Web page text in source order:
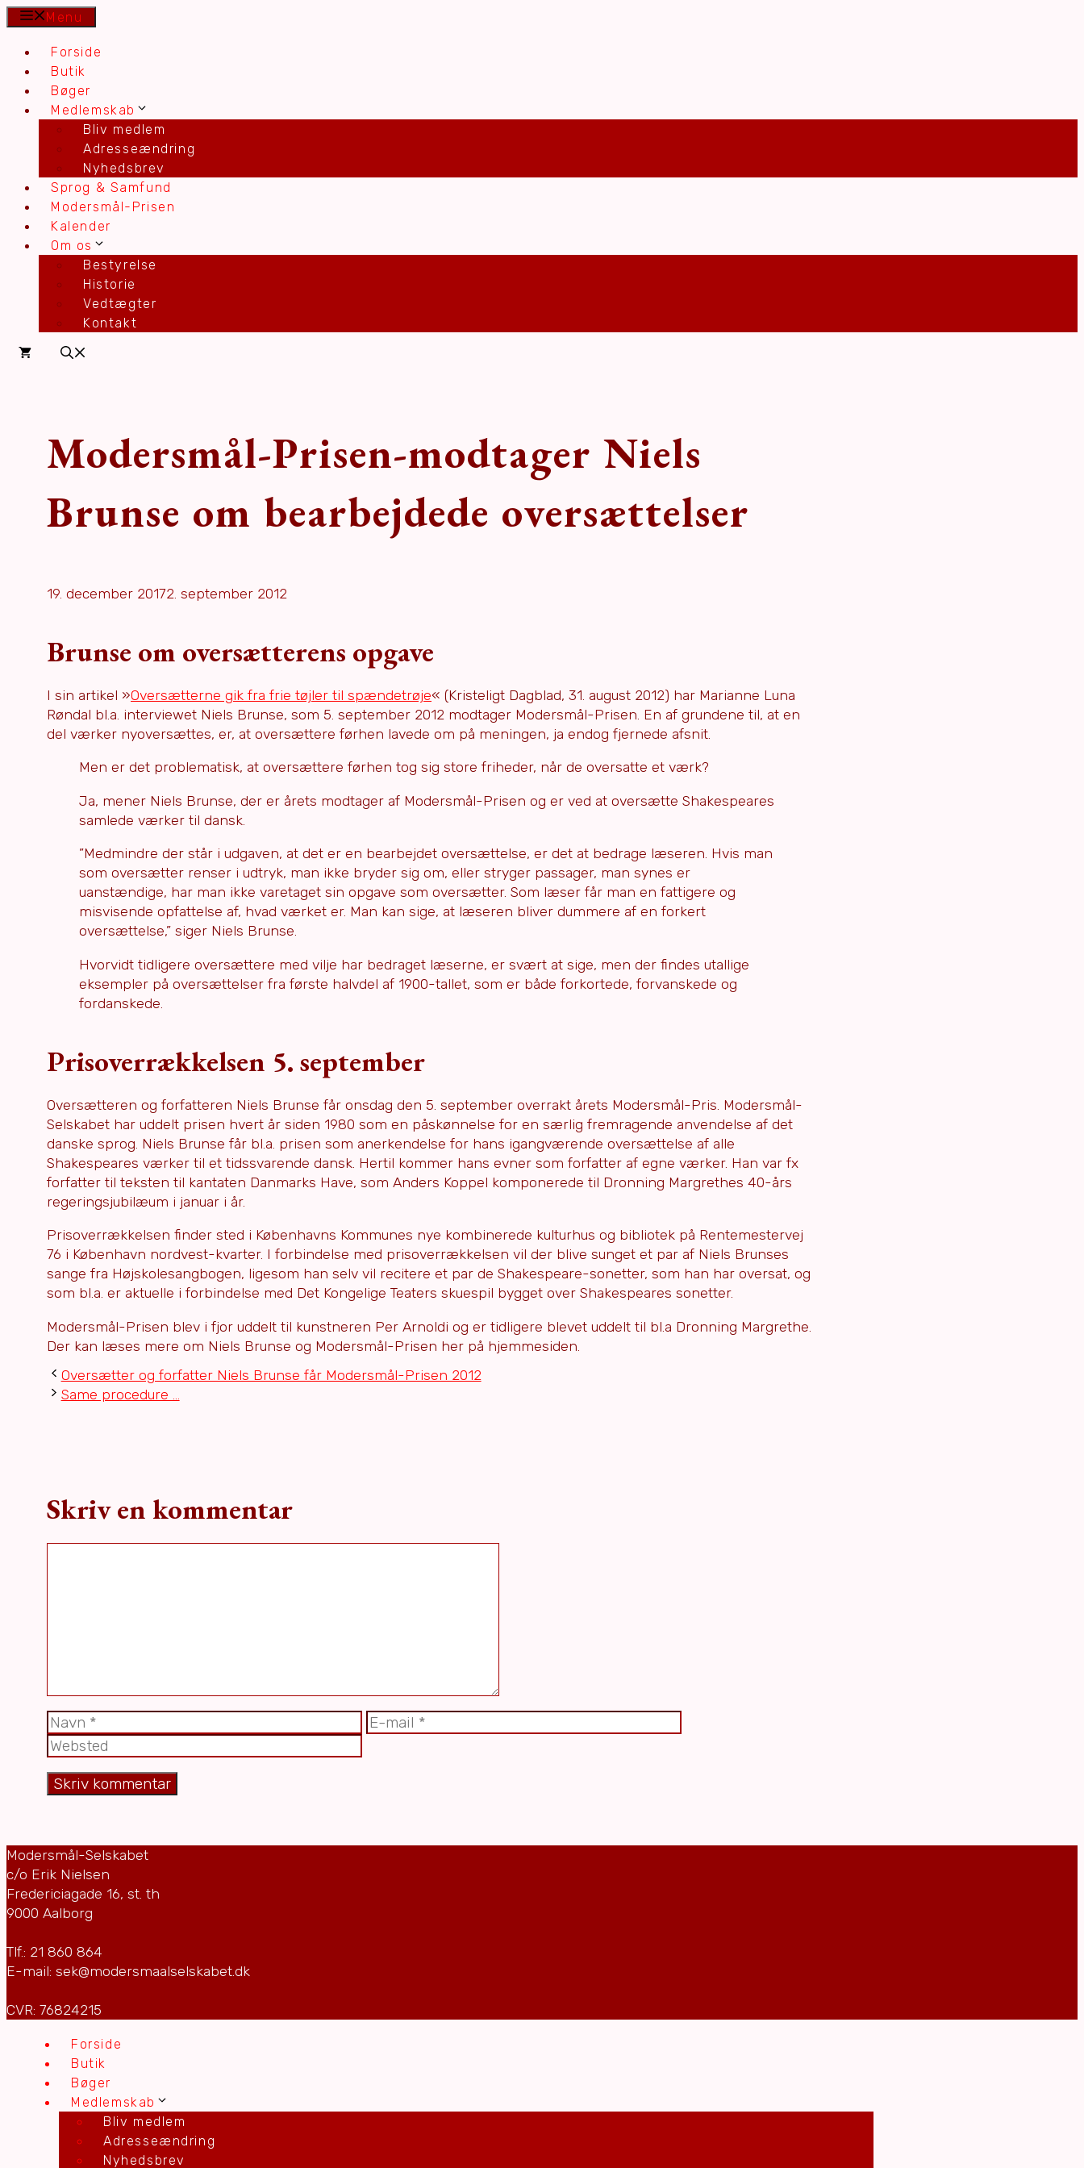
Hop
indhold
Menu
Forside
Butik
Bøger
Medlemskab
Bliv medlem
Adresseændring
Nyhedsbrev
Sprog & Samfund
Modersmål-Prisen
Kalender
Om os
Bestyrelse
Historie
Vedtægter
Kontakt
Modersmål-Prisen-modtager Niels
Brunse om bearbejdede oversættelser
19. december 20172. september 2012
Brunse om oversætterens opgave
I sin artikel »Oversætterne gik fra frie tøjler til spændetrøje« (Kristeligt Dagblad, 31. august 2012) har Marianne Luna
Røndal bl.a. interviewet Niels Brunse, som 5. september 2012 modtager Modersmål-Prisen. En af grundene til, at en
del værker nyoversættes, er, at oversættere førhen lavede om på meningen, ja endog fjernede afsnit.
Men er det problematisk, at oversættere førhen tog sig store friheder, når de oversatte et værk?
Ja, mener Niels Brunse, der er årets modtager af Modersmål-Prisen og er ved at oversætte Shakespeares
samlede værker til dansk.
”Medmindre der står i udgaven, at det er en bearbejdet oversættelse, er det at bedrage læseren. Hvis man
som oversætter renser i udtryk, man ikke bryder sig om, eller stryger passager, man synes er
uanstændige, har man ikke varetaget sin opgave som oversætter. Som læser får man en fattigere og
misvisende opfattelse af, hvad værket er. Man kan sige, at læseren bliver dummere af en forkert
oversættelse,” siger Niels Brunse.
Hvorvidt tidligere oversættere med vilje har bedraget læserne, er svært at sige, men der findes utallige
eksempler på oversættelser fra første halvdel af 1900-tallet, som er både forkortede, forvanskede og
fordanskede.
Prisoverrækkelsen 5. september
Oversætteren og forfatteren Niels Brunse får onsdag den 5. september overrakt årets Modersmål-Pris. Modersmål-
Selskabet har uddelt prisen hvert år siden 1980 som en påskønnelse for en særlig fremragende anvendelse af det
danske sprog. Niels Brunse får bl.a. prisen som anerkendelse for hans igangværende oversættelse af alle
Shakespeares værker til et tidssvarende dansk. Hertil kommer hans evner som forfatter af egne værker. Han var fx
forfatter til teksten til kantaten Danmarks Have, som Anders Koppel komponerede til Dronning Margrethes 40-års
regeringsjubilæum i januar i år.
Prisoverrækkelsen finder sted i Københavns Kommunes nye kombinerede kulturhus og bibliotek på Rentemestervej
76 i København nordvest-kvarter. I forbindelse med prisoverrækkelsen vil der blive sunget et par af Niels Brunses
sange fra Højskolesangbogen, ligesom han selv vil recitere et par de Shakespeare-sonetter, som han har oversat, og
som bl.a. er aktuelle i forbindelse med Det Kongelige Teaters skuespil bygget over Shakespeares sonetter.
Modersmål-Prisen blev i fjor uddelt til kunstneren Per Arnoldi og er tidligere blevet uddelt til bl.a Dronning Margrethe.
Der kan læses mere om Niels Brunse og Modersmål-Prisen her på hjemmesiden.
Oversætter og forfatter Niels Brunse får Modersmål-Prisen 2012
Same procedure …
Skriv en kommentar
Navn
E-
mail
Modersmål-Selskabet
c/o Erik Nielsen
Fredericiagade 16, st. th
9000 Aalborg
Tlf.: 21 860 864
E-mail: sek@modersmaalselskabet.dk
CVR: 76824215
Forside
Butik
Bøger
Medlemskab
Bliv medlem
Adresseændring
Nyhedsbrev